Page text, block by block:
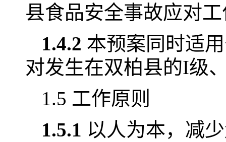
县食品安全事故应对
1.4.2 本预案同时适
对发生在双柏县的I级
1.5 工作原则
1.5.1 以人为本，减